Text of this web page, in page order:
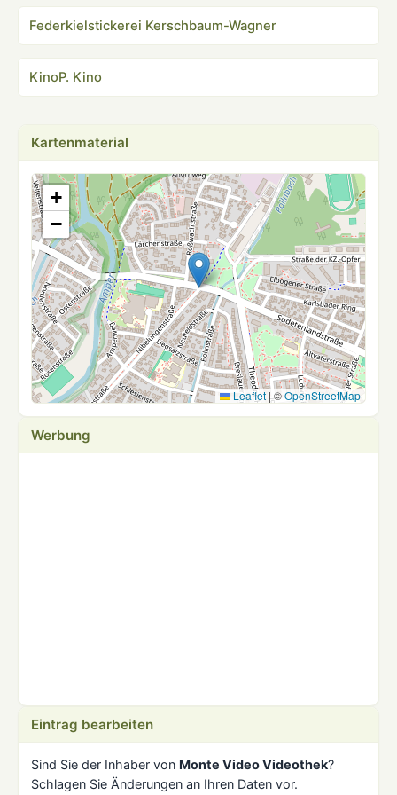
Federkielstickerei Kerschbaum-Wagner
KinoP. Kino
Kartenmaterial
+
−
Leaflet|©OpenStreetMap
Werbung
Eintrag bearbeiten
Sind Sie der Inhaber von Monte Video Videothek?
Schlagen Sie Änderungen an Ihren Daten vor.